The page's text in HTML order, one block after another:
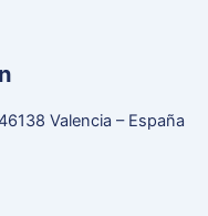
Valencia – España